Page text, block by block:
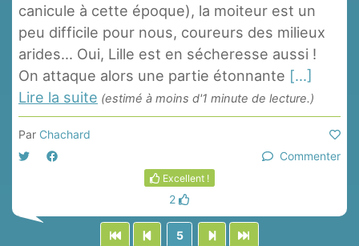
canicule à cette époque), la moiteur est un
peu difficile pour nous, coureurs des milieux
arides... Oui, Lille est en sécheresse aussi !
On attaque alors une partie étonnante [...]
Lire la suite (estimé à moins d'1 minute de lecture.)
Par Chachard
Commenter
Excellent !
2
5